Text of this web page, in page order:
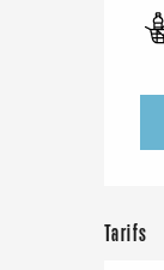
Tarifs